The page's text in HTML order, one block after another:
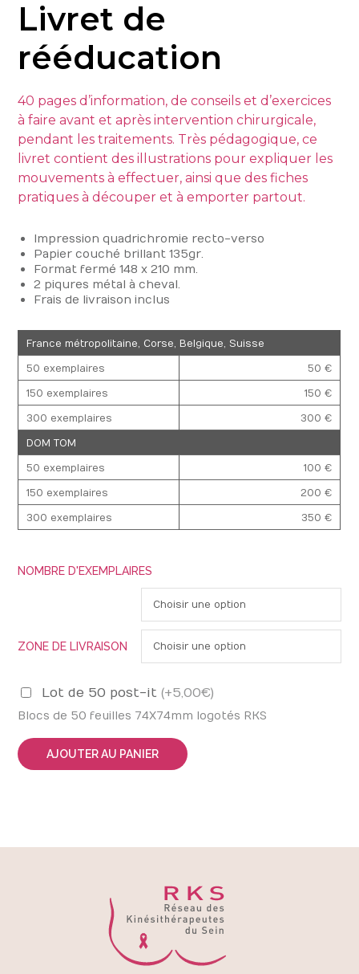
Livret de
rééducation
40 pages d’information, de conseils et d’exercices
à faire avant et après intervention chirurgicale,
pendant les traitements. Très pédagogique, ce
livret contient des illustrations pour expliquer les
mouvements à effectuer, ainsi que des fiches
pratiques à découper et à emporter partout.
Impression quadrichromie recto-verso
Papier couché brillant 135gr.
Format fermé 148 x 210 mm.
2 piqures métal à cheval.
Frais de livraison inclus
France métropolitaine, Corse, Belgique, Suisse
50 exemplaires 50 €
150 exemplaires 150 €
300 exemplaires 300 €
DOM TOM
50 exemplaires 100 €
150 exemplaires 200 €
300 exemplaires 350 €
NOMBRE D'EXEMPLAIRES
ZONE DE LIVRAISON
Lot de 50 post-it(+5,00 €)
Blocs de 50 feuilles 74X74mm logotés RKS
AJOUTER AU PANIER